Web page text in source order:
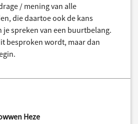
/ mening van alle
die daartoe ook de kans
je spreken van een buurtbelang.
besproken wordt, maar dan
Heze